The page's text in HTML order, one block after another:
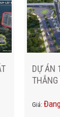
DỰ ÁN 187 TÔN ĐỨC
Giá: